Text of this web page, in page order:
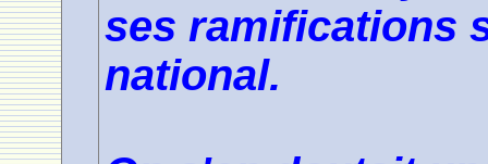
ses ramifications
national.